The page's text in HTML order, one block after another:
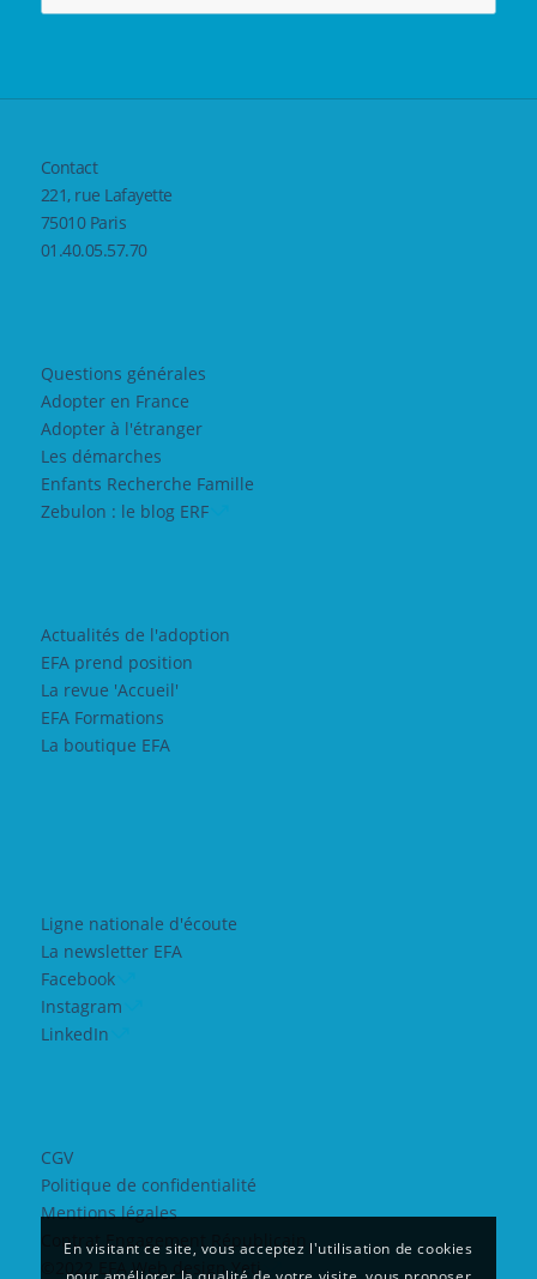
Contact
221, rue Lafayette
75010 Paris
01.40.05.57.70
Questions générales
Adopter en France
Adopter à l'étranger
Les démarches
Enfants Recherche Famille
Zebulon : le blog ERF
Actualités de l'adoption
EFA prend position
La revue 'Accueil'
EFA Formations
La boutique EFA
Ligne nationale d'écoute
La newsletter EFA
Facebook
Instagram
LinkedIn
CGV
Politique de confidentialité
Mentions légales
Contrat Engagement Républicain
©2022 EFA Web design Yeti
En visitant ce site, vous acceptez l'utilisation de cookies